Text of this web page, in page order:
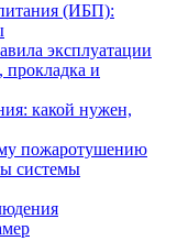
(ИБП):
эксплуатации
и
какой нужен,
пожаротушению
системы